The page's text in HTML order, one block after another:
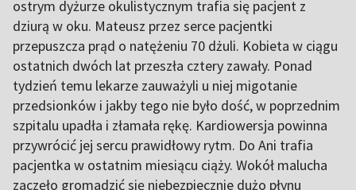
ostrym dyżurze okulistycznym trafia się pacjent z
dziurą w oku. Mateusz przez serce pacjentki
przepuszcza prąd o natężeniu 70 dżuli. Kobieta w ciągu
ostatnich dwóch lat przeszła cztery zawały. Ponad
tydzień temu lekarze zauważyli u niej migotanie
przedsionków i jakby tego nie było dość, w poprzednim
szpitalu upadła i złamała rękę. Kardiowersja powinna
przywrócić jej sercu prawidłowy rytm. Do Ani trafia
pacjentka w ostatnim miesiącu ciąży. Wokół malucha
zaczęło gromadzić się niebezpiecznie dużo płynu